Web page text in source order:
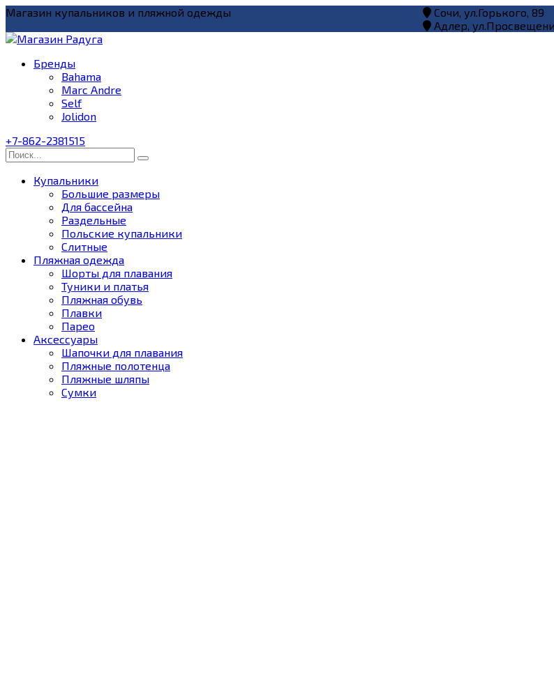
Перейти
содержанию
Магазин купальников и пляжной одежды
Сочи, ул.Горького, 89
Адлер,
Бренды
Bahama
Marc Andre
Self
Jolidon
+7-862-2381515
Search
for:
Купальники
Большие размеры
Для бассейна
Раздельные
Польские купальники
Слитные
Пляжная одежда
Шорты для плавания
Туники и платья
Пляжная обувь
Плавки
Парео
Аксессуары
Шапочки для плавания
Пляжные полотенца
Пляжные шляпы
Сумки